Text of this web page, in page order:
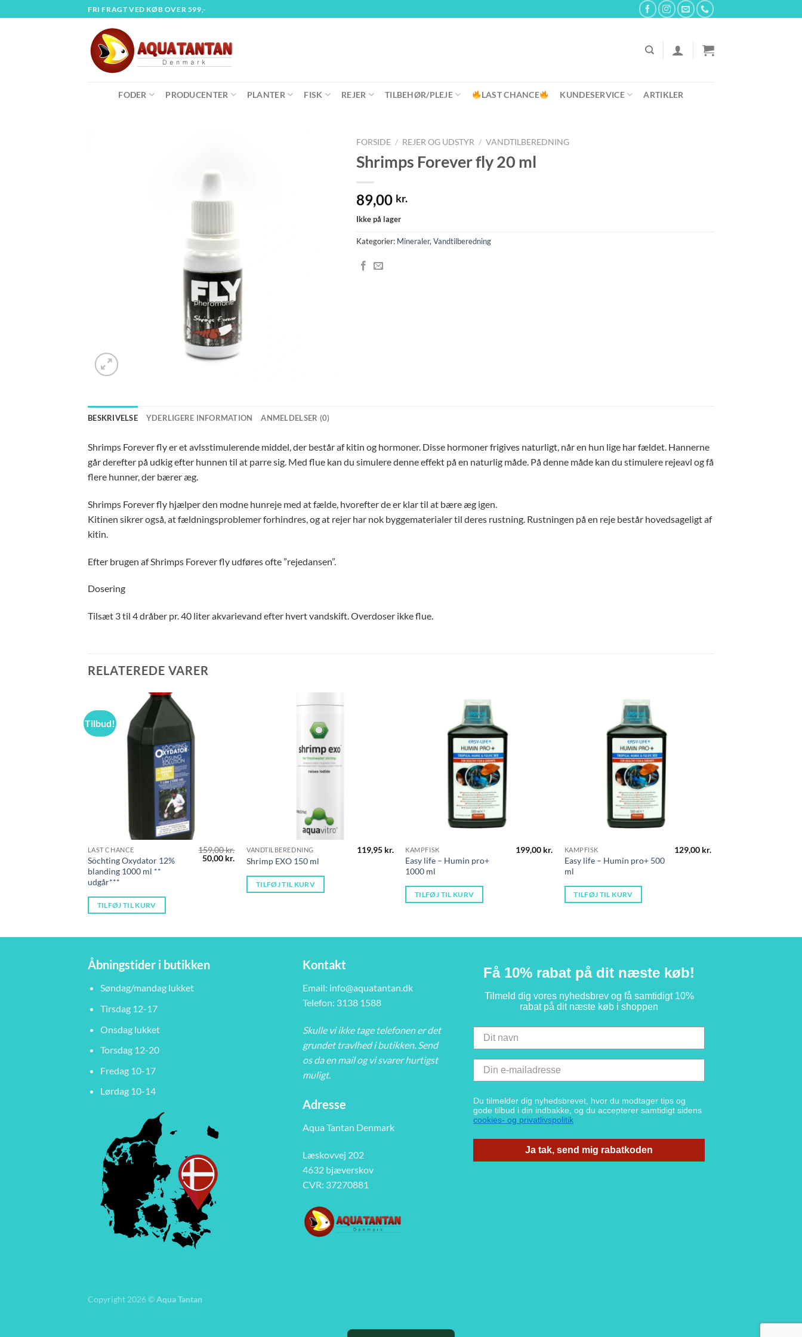
til
FRI FRAGT VED KØB OVER 599,-
FODER PRODUCENTER PLANTER FISK REJER TILBEHØR/PLEJE LAST CHANCE KUNDESERVICE ARTIKLER
FORSIDE / REJER OG UDSTYR / VANDTILBEREDNING
Shrimps Forever fly 20 ml
89,00 kr.
Ikke på lager
Kategorier: Mineraler, Vandtilberedning
BESKRIVELSE YDERLIGERE INFORMATION ANMELDELSER (0)
Shrimps Forever fly er et avlsstimulerende middel, der består af kitin og hormoner. Disse hormoner frigives naturligt, når en hun lige har fældet. Hannerne
går derefter på udkig efter hunnen til at parre sig. Med flue kan du simulere denne effekt på en naturlig måde. På denne måde kan du stimulere rejeavl og få
flere hunner, der bærer æg.
Shrimps Forever fly hjælper den modne hunreje med at fælde, hvorefter de er klar til at bære æg igen.
Kitinen sikrer også, at fældningsproblemer forhindres, og at rejer har nok byggematerialer til deres rustning. Rustningen på en reje består hovedsageligt af
kitin.
Efter brugen af Shrimps Forever fly udføres ofte ”rejedansen”.
Dosering
Tilsæt 3 til 4 dråber pr. 40 liter akvarievand efter hvert vandskift. Overdoser ikke flue.
RELATEREDE VARER
Tilbud!
LAST CHANCE
Söchting Oxydator 12%
blanding 1000 ml **
udgår***
159,00kr.
Den
oprindelige
50,00 kr. Den
aktuelle
pris
50,00 kr..
TILFØJ TIL KURV
VANDTILBEREDNING
Shrimp EXO 150 ml
119,95 kr.
TILFØJ TIL KURV
KAMPFISK
Easy life – Humin pro+
1000 ml
199,00 kr.
TILFØJ TIL KURV
KAMPFISK
Easy life – Humin pro+ 500
ml
129,00 kr.
TILFØJ TIL KURV
Åbningstider i butikken
Søndag/mandag lukket
Tirsdag 12-17
Onsdag lukket
Torsdag 12-20
Fredag 10-17
Lørdag 10-14
Kontakt
Email: info@aquatantan.dk
Telefon: 3138 1588
Skulle vi ikke tage telefonen er det
grundet travlhed i butikken. Send
os da en mail og vi svarer hurtigst
muligt.
Adresse
Aqua Tantan Denmark
Læskovvej 202
4632 bjæverskov
CVR: 37270881
Få 10% rabat på dit næste køb!
Tilmeld dig vores nyhedsbrev og få samtidigt 10%
rabat på dit næste køb i shoppen
Du tilmelder dig nyhedsbrevet, hvor du modtager tips og
gode tilbud i din indbakke, og du accepterer samtidigt sidens
cookies- og privatlivspolitik
Ja tak, send mig rabatkoden
Copyright 2026 ©Aqua Tantan